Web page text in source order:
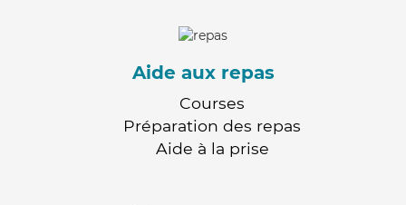
Aide aux repas
Courses
Préparation des repas
Aide à la prise